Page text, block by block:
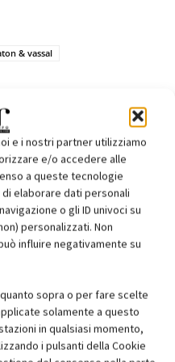
e i nostri partner utilizziamo
e/o accedere alle
a queste tecnologie
elaborare dati personali
o gli ID univoci su
personalizzati. Non
influire negativamente su
sopra o per fare scelte
solamente a questo
in qualsiasi momento,
i pulsanti della Cookie
& vassal
Pinterest
AUTHOR
Turchia
Mazzei Architects,